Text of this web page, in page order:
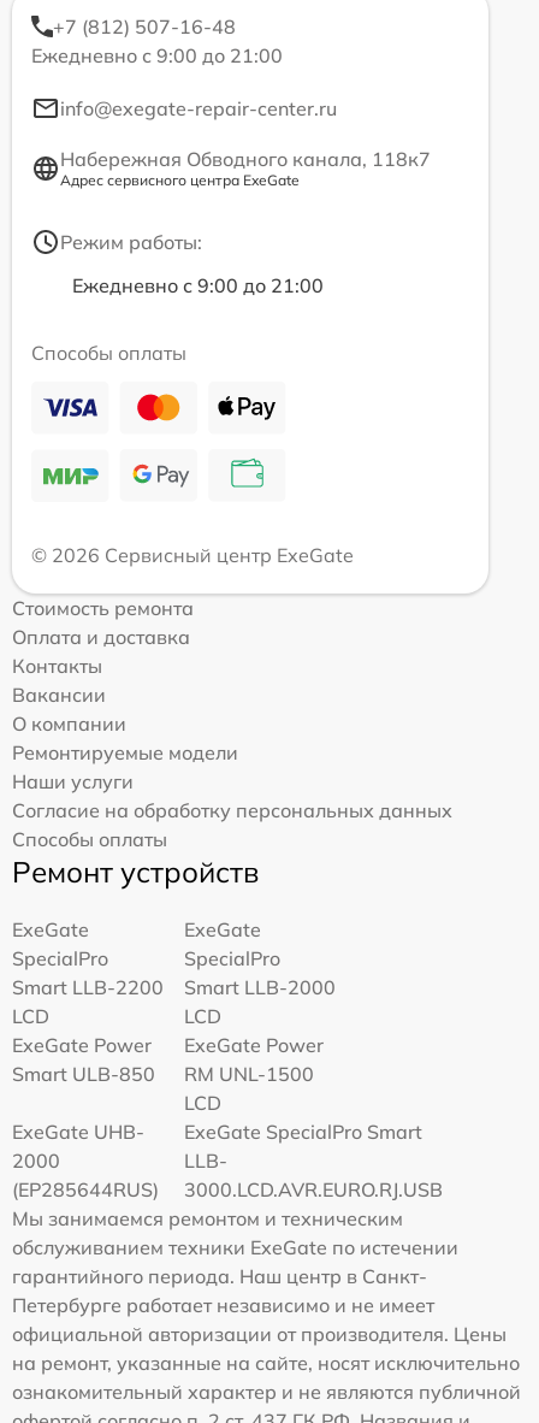
+7 (812) 507-16-48
Ежедневно с 9:00 до 21:00
info@exegate-repair-center.ru
Набережная Обводного канала, 118к7
Адрес сервисного центра ExeGate
Режим работы:
Ежедневно с 9:00 до 21:00
Способы оплаты
© 2026 Сервисный центр ExeGate
Стоимость ремонта
Оплата и доставка
Контакты
Вакансии
О компании
Ремонтируемые модели
Наши услуги
Согласие на обработку персональных данных
Способы оплаты
Ремонт устройств
ExeGate
SpecialPro
Smart LLB-2200
LCD
ExeGate
SpecialPro
Smart LLB-2000
LCD
ExeGate Power
Smart ULB-850
ExeGate Power
RM UNL-1500
LCD
ExeGate UHB-
2000
(EP285644RUS)
ExeGate SpecialPro Smart
LLB-
3000.LCD.AVR.EURO.RJ.USB
Мы занимаемся ремонтом и техническим
обслуживанием техники ExeGate по истечении
гарантийного периода. Наш центр в Санкт-
Петербурге работает независимо и не имеет
официальной авторизации от производителя. Цены
на ремонт, указанные на сайте, носят исключительно
ознакомительный характер и не являются публичной